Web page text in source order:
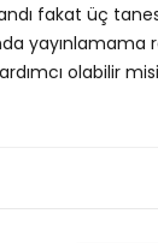
fakat üç
yayınlamama
olabilir